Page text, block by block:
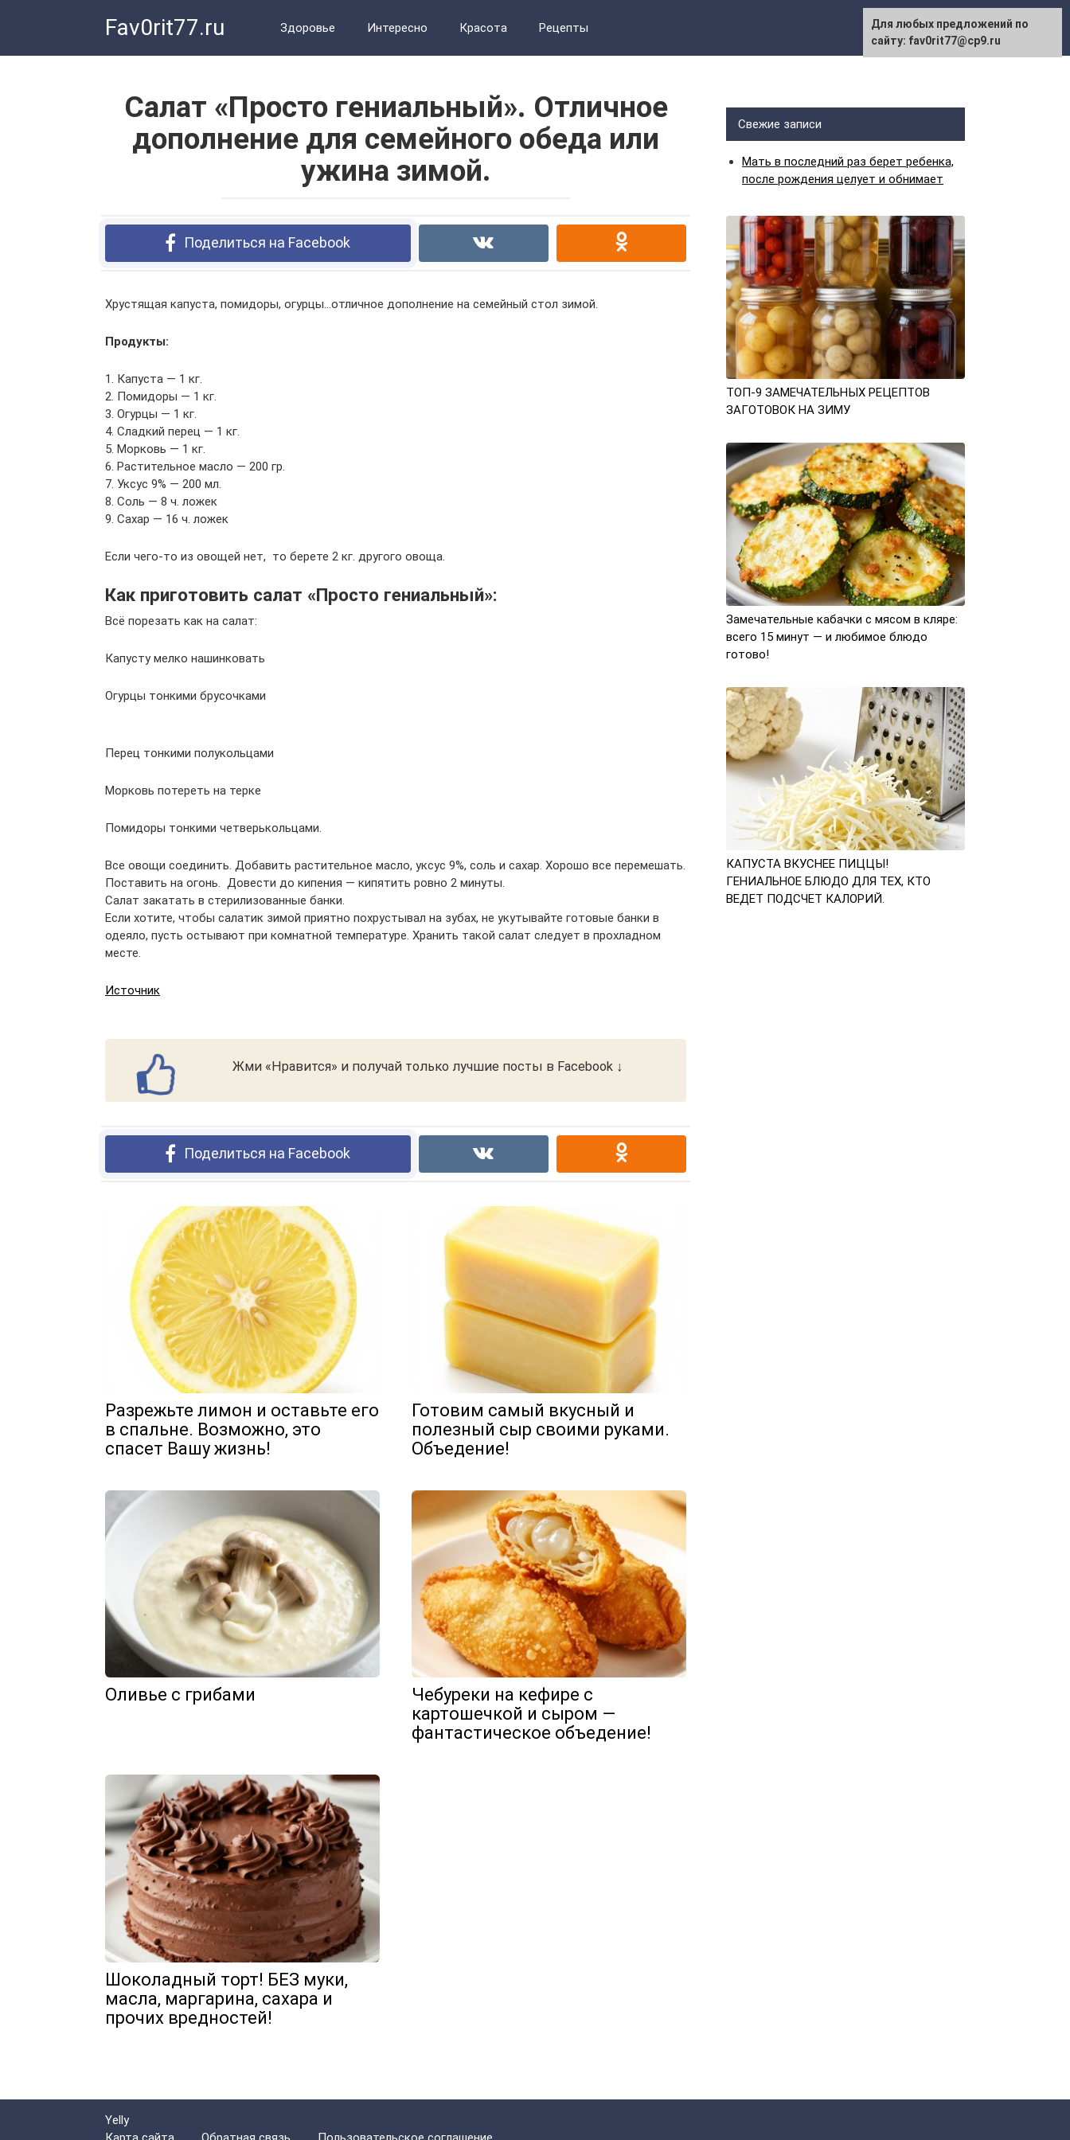
Fav0rit77.ru Здоровье Интересно Красота Рецепты
Салат «Просто гениальный». Отличное
дополнение для семейного обеда или
ужина зимой.
Поделиться на Facebook
Хрустящая капуста, помидоры, огурцы…отличное дополнение на семейный стол зимой.
Продукты:
1. Капуста — 1 кг.
2. Помидоры — 1 кг.
3. Огурцы — 1 кг.
4. Сладкий перец — 1 кг.
5. Морковь — 1 кг.
6. Растительное масло — 200 гр.
7. Уксус 9% — 200 мл.
8. Соль — 8 ч. ложек
9. Сахар — 16 ч. ложек
Если чего-то из овощей нет, то берете 2 кг. другого овоща.
Как приготовить салат «Просто гениальный»:
Всё порезать как на салат:
Капусту мелко нашинковать
Огурцы тонкими брусочками
Перец тонкими полукольцами
Морковь потереть на терке
Помидоры тонкими четверькольцами.
Все овощи соединить. Добавить растительное масло, уксус 9%, соль и сахар. Хорошо все перемешать.
Поставить на огонь. Довести до кипения — кипятить ровно 2 минуты.
Салат закатать в стерилизованные банки.
Если хотите, чтобы салатик зимой приятно похрустывал на зубах, не укутывайте готовые банки в
одеяло, пусть остывают при комнатной температуре. Хранить такой салат следует в прохладном
месте.
Источник
Жми «Нравится» и получай только лучшие посты в Facebook ↓
Поделиться на Facebook
Разрежьте лимон и оставьте его
в спальне. Возможно, это
спасет Вашу жизнь!
Готовим самый вкусный и
полезный сыр своими руками.
Объедение!
Оливье с грибами
Чебуреки на кефире с
картошечкой и сыром —
фантастическое объедение!
Шоколадный торт! БЕЗ муки,
масла, маргарина, сахара и
прочих вредностей!
Свежие записи
Мать в последний раз берет ребенка,
после рождения целует и обнимает
ТОП-9 ЗАМЕЧАТЕЛЬНЫХ РЕЦЕПТОВ
ЗАГОТОВОК НА ЗИМУ
Замечательные кабачки с мясом в кляре:
всего 15 минут — и любимое блюдо
готово!
КАПУСТА ВКУСНЕЕ ПИЦЦЫ!
ГЕНИАЛЬНОЕ БЛЮДО ДЛЯ ТЕХ, КТО
ВЕДЕТ ПОДСЧЕТ КАЛОРИЙ.
Yelly
Для любых предложений по
сайту: fav0rit77@cp9.ru